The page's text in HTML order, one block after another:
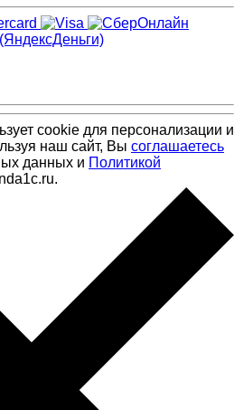
cookie для персонализации и
наш сайт, Вы соглашаетесь
данных и Политикой